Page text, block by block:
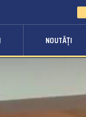
NOUTĂȚI